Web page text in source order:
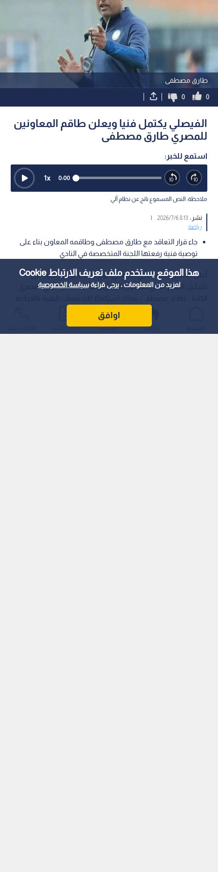
هذا الموقع يستخدم ملف تعريف الارتباط Cookie
لمزيد من المعلومات ، يرجى قراءةسياسة الخصوصية
اوافق
طارق مصطفى
0
0
الفيصلي يكتمل فنيا ويعلن طاقم المعاونين
للمصري طارق مصطفى
استمع للخبر:
0:00
1x
ملاحظة: النص المسموع ناتج عن نظام آلي
نشر :8:13 2026/7/6
|
رياضة
جاء قرار التعاقد مع طارق مصطفى وطاقمه المعاون بناء على
توصية فنية رفعتها اللجنة المتخصصة في النادي
أعلن مجلس إدارة النادي الفيصلي، يوم الأحد 5 يوليو/ تموز، عن
تشكيل الجهاز الفني المعاون الكامل والجديد للمدير الفني المصري
عواجل المباشر أحدث الأخبار